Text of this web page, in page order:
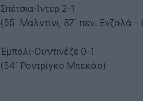
Σπέτσια-Ίντερ 2-1
(55΄ Μαλντίνι, 87΄ πεν. Ενζολά
Έμπολι-Ουντινέζε 0-1
(54΄ Ροντρίγκο Μπεκάο)